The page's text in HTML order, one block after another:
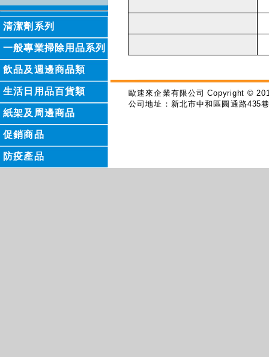
清潔劑系列
一般專業掃除用品系列
飲品及週邊商品類
生活日用品百貨類
紙架及周邊商品
促銷商品
防疫產品
歐速來企業有限公司Copyright ©
公司地址：新北市中和區圓通路435